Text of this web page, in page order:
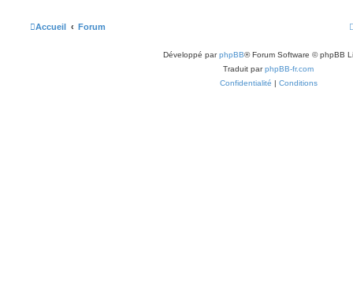
Accueil Forum
Développé parphpBB® Forum Software © phpBB
Traduit parphpBB-fr.com
Confidentialité | Conditions